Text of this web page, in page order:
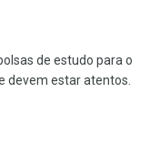
de estudo para o
devem estar atentos.